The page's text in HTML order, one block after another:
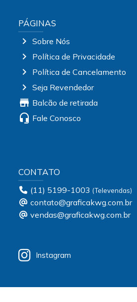
PÁGINAS
chevron_right Sobre Nós
chevron_right Política de Privacidade
chevron_right Política de Cancelamento
chevron_right Seja Revendedor
store Balcão de retirada
headset_mic Fale Conosco
CONTATO
(11) 5199-1003
contato@graficakwg.com.br
vendas@graficakwg.com.br
Instagram